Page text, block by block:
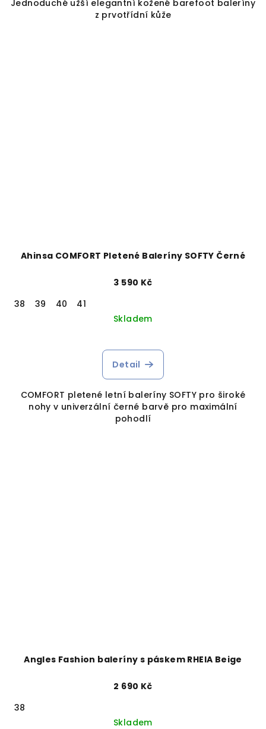
Jednoduché užší elegantní kožené barefoot baleríny
z prvotřídní kůže
Ahinsa COMFORT Pletené Baleríny SOFTY Černé
3 590 Kč
38
39 40
41
Skladem
Detail
COMFORT pletené letní baleríny SOFTY pro široké
nohy v univerzální černé barvě pro maximální
pohodlí
Angles Fashion baleríny s páskem RHEIA Beige
2 690 Kč
38
Skladem